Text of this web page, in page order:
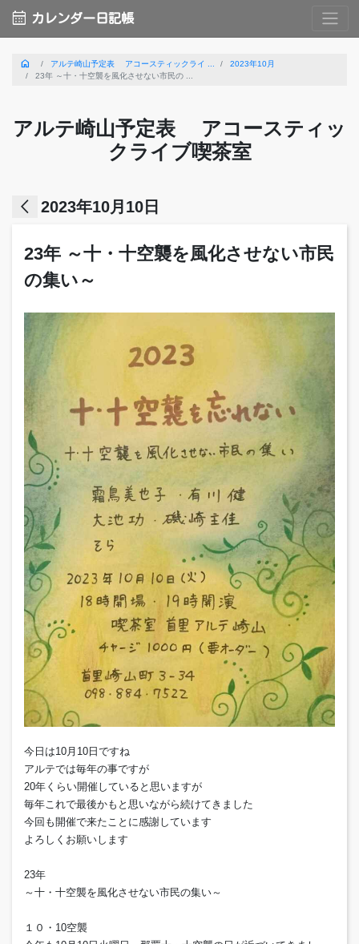
calendar_month カレンダー日記帳
home アルテ崎山予定表 アコースティックライ ...
2023年10月
23年 ～十・十空襲を風化させない市民の ...
アルテ崎山予定表 アコースティッ
クライブ喫茶室
arrow_back_ios 2023年10月10日
23年 ～十・十空襲を風化させない市民
の集い～
今日は10月10日ですね
アルテでは毎年の事ですが
20年くらい開催していると思いますが
毎年これで最後かもと思いながら続けてきました
今回も開催で来たことに感謝しています
よろしくお願いします
23年
～十・十空襲を風化させない市民の集い～
１０・10空襲